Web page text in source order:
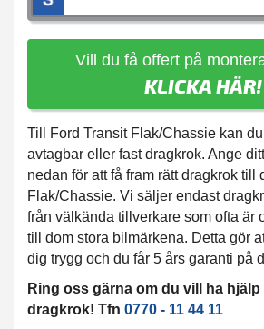
Vill du få offert på
KLICKA HÄR!
Till Ford Transit Flak/Chassie kan
avtagbar eller fast dragkrok. Ange
nedan för att få fram rätt dragkrok till
Flak/Chassie. Vi säljer endast
från välkända tillverkare som ofta är
till dom stora bilmärkena. Detta gör
dig trygg och du får 5 års garanti på
Ring oss gärna om du vill ha hjälp
dragkrok! Tfn 0770 - 11 44 11